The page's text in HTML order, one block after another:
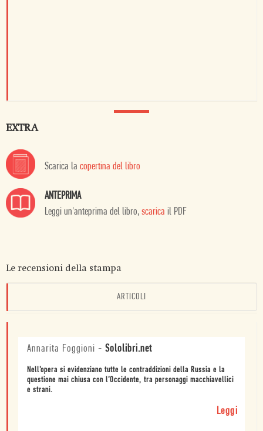
EXTRA
Scarica la copertina del libro
ANTEPRIMA
Leggi un'anteprima del libro, scarica il PDF
Le recensioni della stampa
ARTICOLI
Annarita Foggioni - Sololibri.net
Nell’opera si evidenziano tutte le contraddizioni della Russia e la
questione mai chiusa con l’Occidente, tra personaggi macchiavellici
e strani.
Leggi